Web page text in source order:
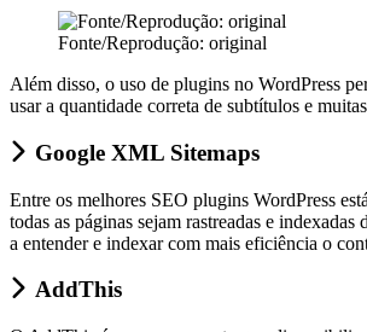
Fonte/Reprodução: original
Além disso, o uso de plugins no WordPress
usar a quantidade correta de subtítulos e
Google XML Sitemaps
Entre os melhores SEO plugins WordPress
todas as páginas sejam rastreadas e
a entender e indexar com mais eficiência o
AddThis